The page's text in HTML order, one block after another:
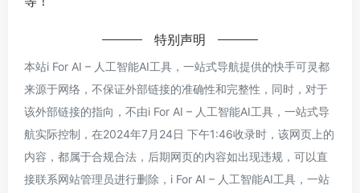
特别声明
本站i For AI – 人工智能AI工具，一站式导航提供的快手可灵都
来源于网络，不保证外部链接的准确性和完整性，同时，对于
该外部链接的指向，不由i For AI – 人工智能AI工具，一站式导
航实际控制，在2024年7月24日 下午1:46收录时，该网页上的
内容，都属于合规合法，后期网页的内容如出现违规，可以直
接联系网站管理员进行删除，i For AI – 人工智能AI工具，一站